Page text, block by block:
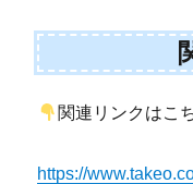
関連リンクはこ
https://